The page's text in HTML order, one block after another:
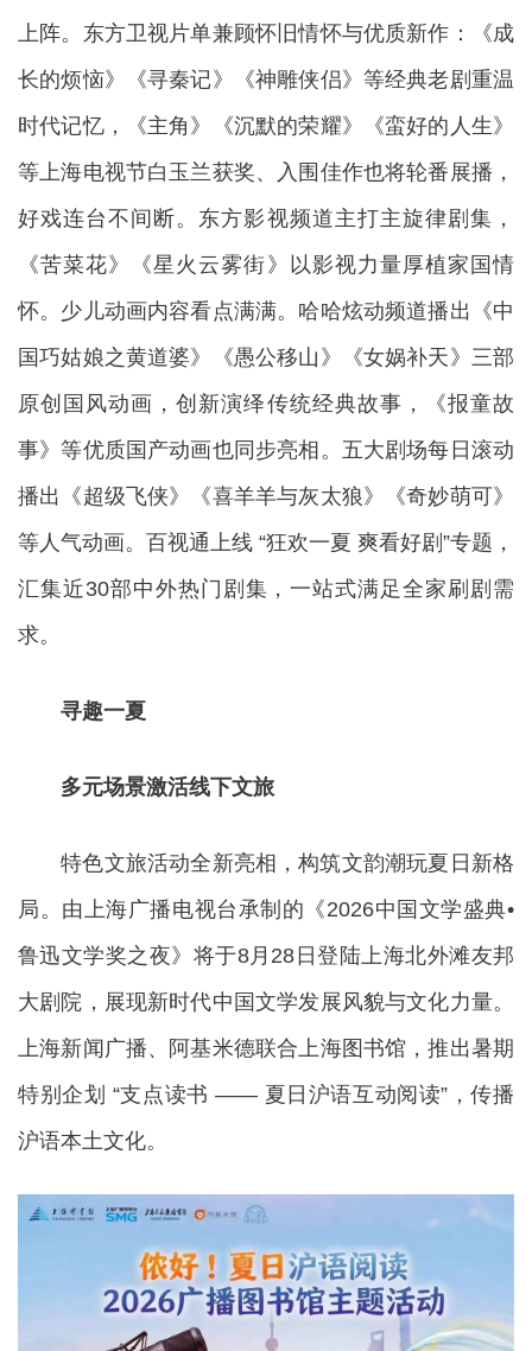
上阵。东方卫视片单兼顾怀旧情怀与优质新作：《成
长的烦恼》《寻秦记》《神雕侠侣》等经典老剧重温
时代记忆，《主角》《沉默的荣耀》《蛮好的人生》
等上海电视节白玉兰获奖、入围佳作也将轮番展播，
好戏连台不间断。东方影视频道主打主旋律剧集，
《苦菜花》《星火云雾街》以影视力量厚植家国情
怀。少儿动画内容看点满满。哈哈炫动频道播出《中
国巧姑娘之黄道婆》《愚公移山》《女娲补天》三部
原创国风动画，创新演绎传统经典故事，《报童故
事》等优质国产动画也同步亮相。五大剧场每日滚动
播出《超级飞侠》《喜羊羊与灰太狼》《奇妙萌可》
等人气动画。百视通上线 “狂欢一夏 爽看好剧”专题，
汇集近30部中外热门剧集，一站式满足全家刷剧需
求。
寻趣一夏
多元场景激活线下文旅
特色文旅活动全新亮相，构筑文韵潮玩夏日新格
局。由上海广播电视台承制的《2026中国文学盛典•
鲁迅文学奖之夜》将于8月28日登陆上海北外滩友邦
大剧院，展现新时代中国文学发展风貌与文化力量。
上海新闻广播、阿基米德联合上海图书馆，推出暑期
特别企划 “支点读书 —— 夏日沪语互动阅读”，传播
沪语本土文化。